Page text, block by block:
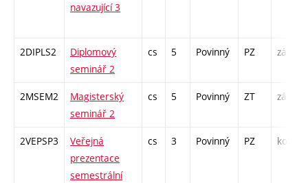
navazující 3
2DIPLS2
Diplomový
seminář 2
cs 5 Povinný PZ zá
2MSEM2
Magisterský
seminář 2
cs 5 Povinný ZT zá
2VEPSP3
Veřejná
prezentace
semestrální
cs 3 Povinný PZ kol